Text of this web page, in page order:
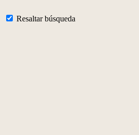
Resaltar búsqueda